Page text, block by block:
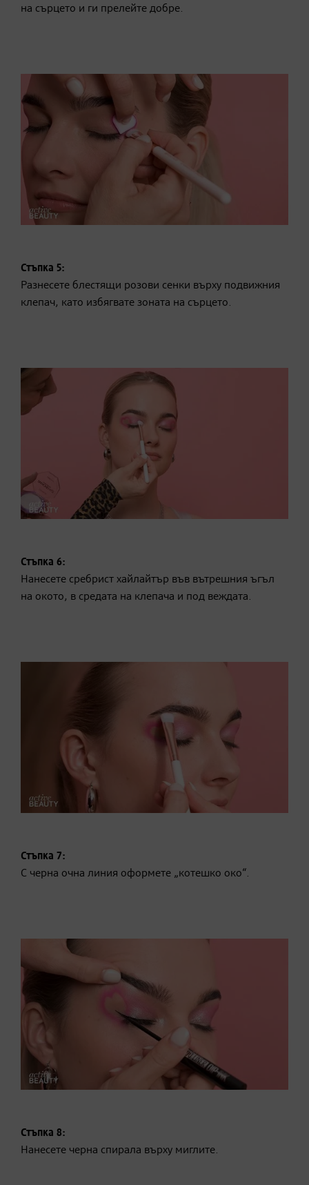
на сърцето и ги прелейте добре.
Стъпка 5:
Разнесете блестящи розови сенки върху подвижния
клепач, като избягвате зоната на сърцето.
Стъпка 6:
Нанесете сребрист хайлайтър във вътрешния ъгъл
на окото, в средата на клепача и под веждата.
Стъпка 7:
С черна очна линия оформете „котешко око“.
Стъпка 8:
Нанесете черна спирала върху миглите.